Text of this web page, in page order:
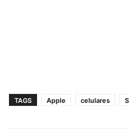
TAGS Apple celulares